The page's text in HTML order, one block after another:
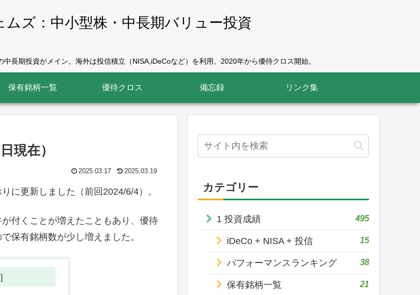
ムズ：中小型株・中長期バリュー投資
長期投資がメイン。海外は投信積立（NISA,iDeCoなど）を利用。2020年から優待クロス開始。
保有銘柄一覧 優待クロス 備忘録 リンク集
現在）
2025.03.17 2025.03.19
に更新しました（前回2024/6/4）。
付くことが増えたこともあり、優待
保有銘柄数が少し増えました。
カテゴリー
1 投資成績 495
iDeCo + NISA + 投信 15
パフォーマンスランキング 38
保有銘柄一覧 21